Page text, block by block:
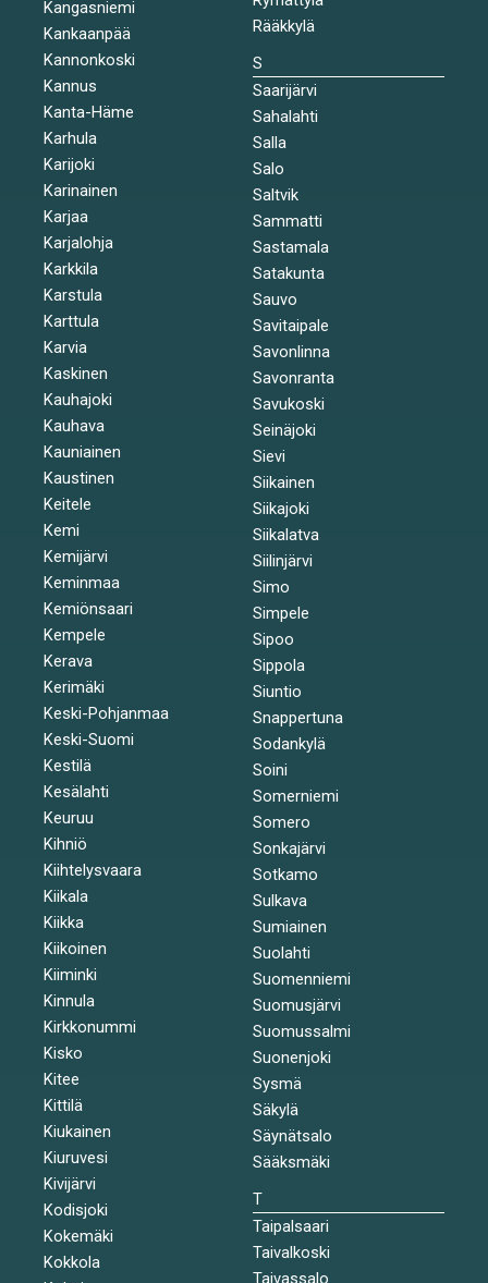
Kangasniemi
Kankaanpää
Kannonkoski
Kannus
Kanta-Häme
Karhula
Karijoki
Karinainen
Karjaa
Karjalohja
Karkkila
Karstula
Karttula
Karvia
Kaskinen
Kauhajoki
Kauhava
Kauniainen
Kaustinen
Keitele
Kemi
Kemijärvi
Keminmaa
Kemiönsaari
Kempele
Kerava
Kerimäki
Keski-Pohjanmaa
Keski-Suomi
Kestilä
Kesälahti
Keuruu
Kihniö
Kiihtelysvaara
Kiikala
Kiikka
Kiikoinen
Kiiminki
Kinnula
Kirkkonummi
Kisko
Kitee
Kittilä
Kiukainen
Kiuruvesi
Kivijärvi
Kodisjoki
Kokemäki
Kokkola
Rääkkylä
S
Saarijärvi
Sahalahti
Salla
Salo
Saltvik
Sammatti
Sastamala
Satakunta
Sauvo
Savitaipale
Savonlinna
Savonranta
Savukoski
Seinäjoki
Sievi
Siikainen
Siikajoki
Siikalatva
Siilinjärvi
Simo
Simpele
Sipoo
Sippola
Siuntio
Snappertuna
Sodankylä
Soini
Somerniemi
Somero
Sonkajärvi
Sotkamo
Sulkava
Sumiainen
Suolahti
Suomenniemi
Suomusjärvi
Suomussalmi
Suonenjoki
Sysmä
Säkylä
Säynätsalo
Sääksmäki
T
Taipalsaari
Taivalkoski
Taivassalo